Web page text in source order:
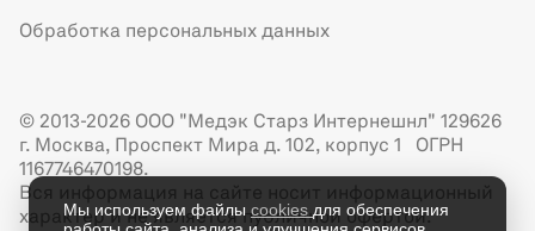
Обработка персональных данных
© 2013-2026 ООО "Медэк Старз Интернешнл" 129626
г. Москва, Проспект Мира д. 102, корпус 1 ОГРН
1167746470198.
Вся информация на сайте носит информационный
характер и не является публичной офертой.
Мы используем файлыcookies для обеспечения